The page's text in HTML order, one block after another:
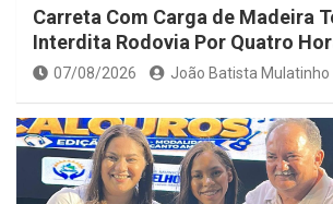
Carreta Com Carga de Madeira
Interdita Rodovia Por Quatro
07/08/2026 João Batista Mulatinho